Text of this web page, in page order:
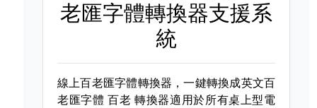
老匯字體轉換器支援系
統
線上百老匯字體轉換器，一鍵轉換成英文百
老匯字體百老 轉換器適用於所有桌上型電